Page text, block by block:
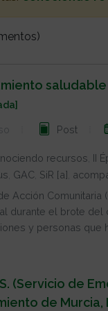
saludable
Post
recursos II
GAC SiR [a]
Acción Comunitaria
durante el brote del
y personas que
(Servicio de
de Murcia,